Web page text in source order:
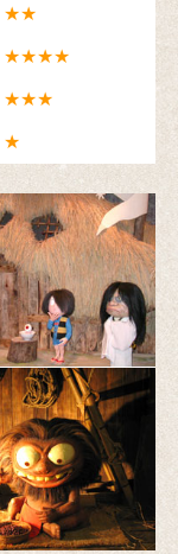
★★
★★★★
★★★
★